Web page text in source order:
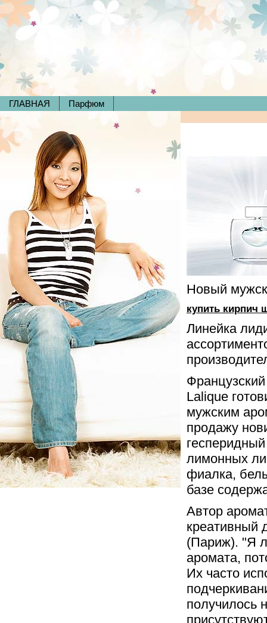
ГЛАВНАЯ Парфюм
Новый
купить кирпич
Линейка
Lalique
мужским
продажу
лимонных
фиалка,
базе
Автор
креативный
(Париж). "Я
аромата,
Их часто
получилось